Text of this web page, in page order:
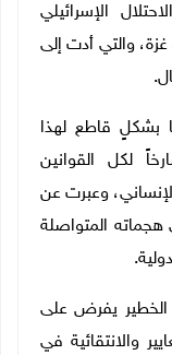
الإسرائيلي
والتي أدت إلى
بشكلٍ قاطع لهذا
لكل القوانين
وعبرت عن
هجماته المتواصلة
.
الخطير يفرض على
والانتقائية في